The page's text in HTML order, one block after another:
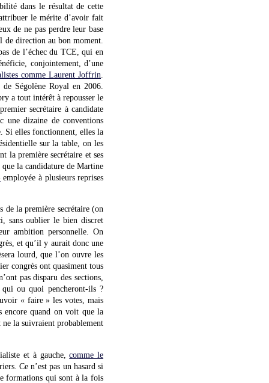
dans le résultat de cette
le mérite d’avoir fait
de ne pas perdre leur base
de direction au bon moment.
de l’échec du TCE, qui en
conjointement, d’une
comme Laurent Joffrin
Ségolène Royal en 2006.
a tout intérêt à repousser le
secrétaire à candidate
une dizaine de conventions
Si elles fonctionnent, elles la
sur la table, on les
la première secrétaire et ses
la candidature de Martine
employée à plusieurs reprises
de la première secrétaire (on
sans oublier le bien discret
ambition personnelle. On
et qu’il y aurait donc une
lourd, que l’on ouvre les
congrès ont quasiment tous
pas disparu des sections,
ou quoi pencheront-ils ?
« faire » les votes, mais
encore quand on voit que la
la suivraient probablement
et à gauche,comme le
Ce n’est pas un hasard si
formations qui sont à la fois